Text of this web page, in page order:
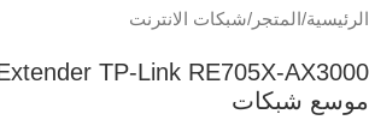
الرئيسية/المتجر /شبكات الانترنت
TP-Link RE705X-AX3000
موسع شبكات